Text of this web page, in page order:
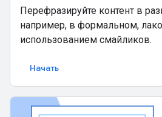
Перефразируйте контент в
например, в формальном,
использованием смайликов.
Начать